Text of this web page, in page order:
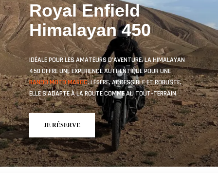
Royal Enfield
Himalayan 450
IDÉALE POUR LES AMATEURS D’AVENTURE, LA HIMALAYAN
450 OFFRE UNE EXPÉRIENCE AUTHENTIQUE POUR UNE
RANDO MOTO MAROC. LÉGÈRE, ACCESSIBLE ET ROBUSTE,
ELLE S’ADAPTE À LA ROUTE COMME AU TOUT-TERRAIN.
JE RÉSERVE